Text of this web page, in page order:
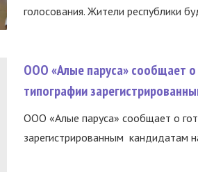
голосования. Жители республики
ООО «Алые паруса» сообщает о
типографии
ООО «Алые паруса» сообщает о
зарегистрированным кандидатам